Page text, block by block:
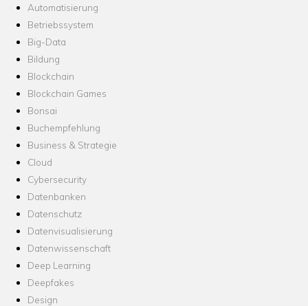
Automatisierung
Betriebssystem
Big-Data
Bildung
Blockchain
Blockchain Games
Bonsai
Buchempfehlung
Business & Strategie
Cloud
Cybersecurity
Datenbanken
Datenschutz
Datenvisualisierung
Datenwissenschaft
Deep Learning
Deepfakes
Design